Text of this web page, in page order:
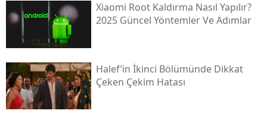
Xiaomi Root Kaldırma Nasıl Yapılır?
2025 Güncel Yöntemler Ve Adımlar
Halef’in İkinci Bölümünde Dikkat
Çeken Çekim Hatası